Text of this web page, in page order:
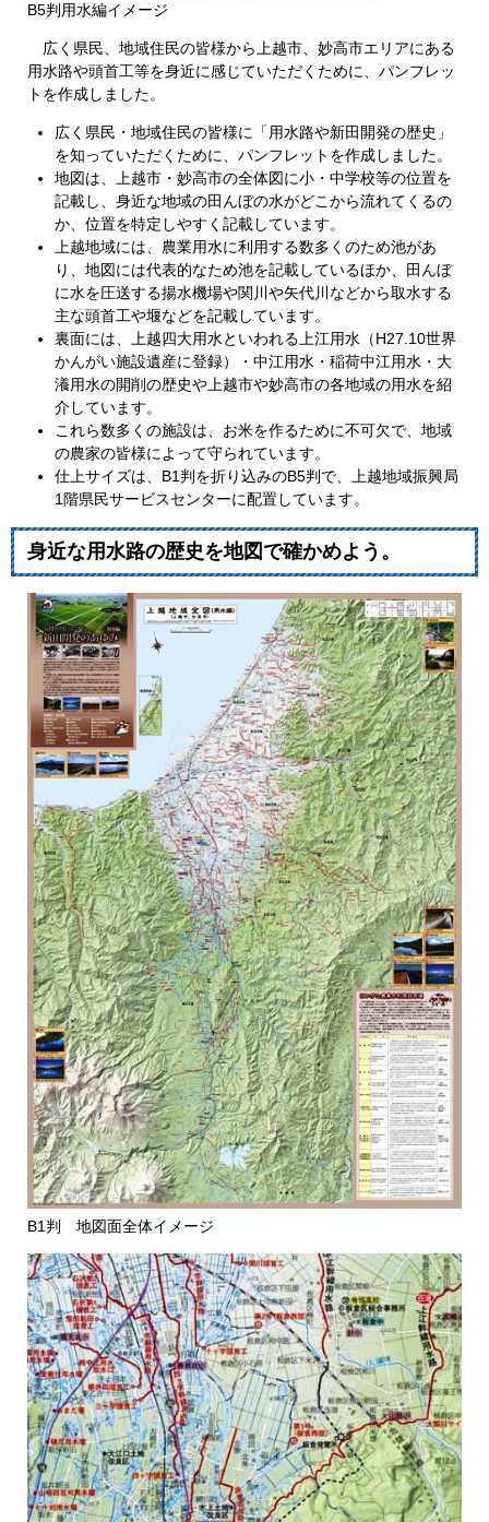
B5判用水編イメージ
広く県民、地域住民の皆様から上越市、妙高市エリアにある
用水路や頭首工等を身近に感じていただくために、パンフレッ
トを作成しました。
広く県民・地域住民の皆様に「用水路や新田開発の歴史」
を知っていただくために、パンフレットを作成しました。
地図は、上越市・妙高市の全体図に小・中学校等の位置を
記載し、身近な地域の田んぼの水がどこから流れてくるの
か、位置を特定しやすく記載しています。
上越地域には、農業用水に利用する数多くのため池があ
り、地図には代表的なため池を記載しているほか、田んぼ
に水を圧送する揚水機場や関川や矢代川などから取水する
主な頭首工や堰などを記載しています。
裏面には、上越四大用水といわれる上江用水（H27.10世界
かんがい施設遺産に登録）・中江用水・稲荷中江用水・大
瀁用水の開削の歴史や上越市や妙高市の各地域の用水を紹
介しています。
これら数多くの施設は、お米を作るために不可欠で、地域
の農家の皆様によって守られています。
仕上サイズは、B1判を折り込みのB5判で、上越地域振興局
1階県民サービスセンターに配置しています。
身近な用水路の歴史を地図で確かめよう。
B1判 地図面全体イメージ